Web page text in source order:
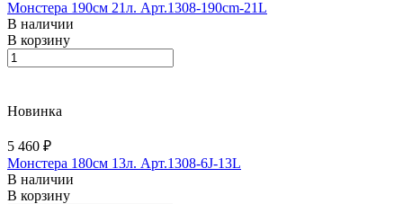
Монстера 190см 21л. Арт.1308-190cm-21L
В наличии
В корзину
Новинка
5 460 ₽
Монстера 180см 13л. Арт.1308-6J-13L
В наличии
В корзину